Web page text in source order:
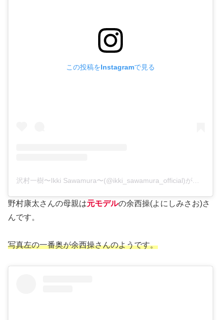
この投稿をInstagramで見る
野村康太さんの母親は元モデルの余西操(よにしみさお)さ
んです。
写真左の一番奥が余西操さんのようです。